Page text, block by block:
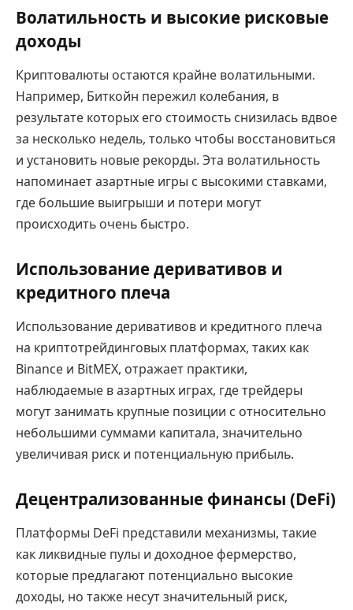
Волатильность и высокие рисковые
доходы
Криптовалюты остаются крайне волатильными.
Например, Биткойн пережил колебания, в
результате которых его стоимость снизилась вдвое
за несколько недель, только чтобы восстановиться
и установить новые рекорды. Эта волатильность
напоминает азартные игры с высокими ставками,
где большие выигрыши и потери могут
происходить очень быстро.
Использование деривативов и
кредитного плеча
Использование деривативов и кредитного плеча
на криптотрейдинговых платформах, таких как
Binance и BitMEX, отражает практики,
наблюдаемые в азартных играх, где трейдеры
могут занимать крупные позиции с относительно
небольшими суммами капитала, значительно
увеличивая риск и потенциальную прибыль.
Децентрализованные финансы (DeFi)
Платформы DeFi представили механизмы, такие
как ликвидные пулы и доходное фермерство,
которые предлагают потенциально высокие
доходы, но также несут значительный риск,